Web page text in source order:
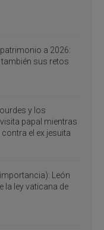
a 2026:
sus retos
y los
papal mientras
el ex jesuita
León
la ley vaticana de